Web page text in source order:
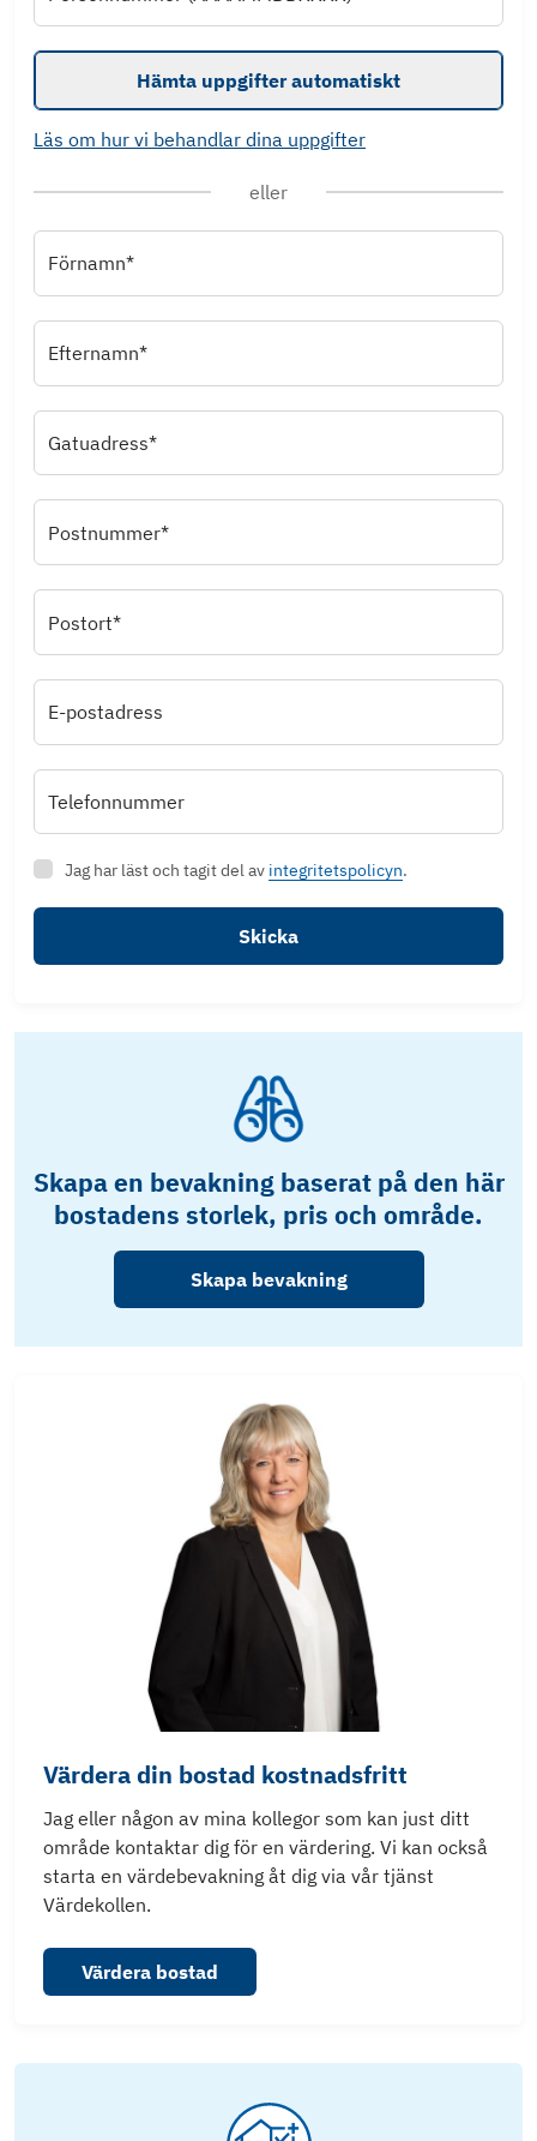
Hämta uppgifter automatiskt
Läs om hur vi behandlar dina uppgifter
eller
Förnamn*
Efternamn*
Gatuadress*
Postnummer*
Postort*
E-postadress
Telefonnummer
Jag har läst och tagit del av integritetspolicyn.
Skicka
Skapa en bevakning baserat på den här
bostadens storlek, pris och område.
Skapa bevakning
Värdera din bostad kostnadsfritt
Jag eller någon av mina kollegor som kan just ditt
område kontaktar dig för en värdering. Vi kan också
starta en värdebevakning åt dig via vår tjänst
Värdekollen.
Värdera bostad